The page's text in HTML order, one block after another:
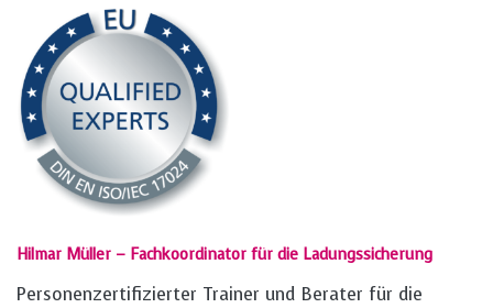
Hilmar Müller – Fachkoordinator für die Ladungssicherung
Personenzertifizierter Trainer und Berater für die